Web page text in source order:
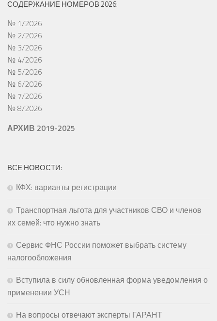
СОДЕРЖАНИЕ НОМЕРОВ 2026:
№ 1/2026
№ 2/2026
№ 3/2026
№ 4/2026
№ 5/2026
№ 6/2026
№ 7/2026
№ 8/2026
АРХИВ 2019-2025
ВСЕ НОВОСТИ:
КФХ: варианты регистрации
Транспортная льгота для участников СВО и членов
их семей: что нужно знать
Сервис ФНС России поможет выбрать систему
налогообложения
Вступила в силу обновленная форма уведомления о
применении УСН
На вопросы отвечают эксперты ГАРАНТ